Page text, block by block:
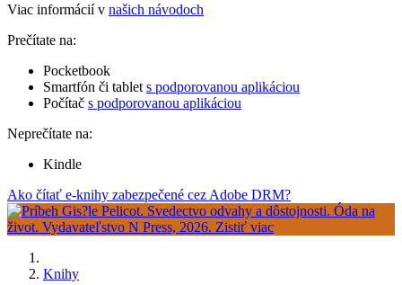
Viac informácií v našich návodoch
Prečítate na:
Pocketbook
Smartfón či tablet s podporovanou aplikáciou
Počítač s podporovanou aplikáciou
Neprečítate na:
Kindle
Ako čítať e-knihy zabezpečené cez Adobe DRM?
Knihy